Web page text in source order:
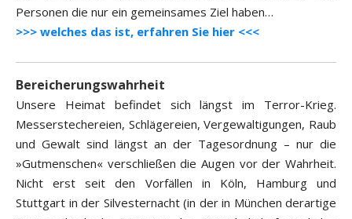
Personen die nur ein gemeinsames Ziel haben…
>>> welches das ist, erfahren Sie hier <<<
Bereicherungswahrheit
Unsere Heimat befindet sich längst im Terror-Krieg.
Messerstechereien, Schlägereien, Vergewaltigungen, Raub
und Gewalt sind längst an der Tagesordnung – nur die
»Gutmenschen« verschließen die Augen vor der Wahrheit.
Nicht erst seit den Vorfällen in Köln, Hamburg und
Stuttgart in der Silvesternacht (in der in München derartige